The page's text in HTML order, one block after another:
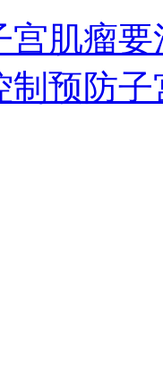
宫肌瘤
制预防